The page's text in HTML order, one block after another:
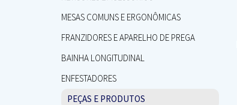
MESAS COMUNS E ERGONÔMICAS
FRANZIDORES E APARELHO DE PREGA
BAINHA LONGITUDINAL
ENFESTADORES
PEÇAS E PRODUTOS